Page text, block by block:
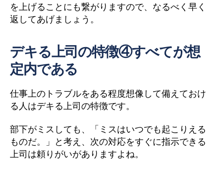
を上げることにも繋がりますので、なるべく早く
返してあげましょう。
デキる上司の特徴④すべてが想
定内である
仕事上のトラブルをある程度想像して備えておけ
る人はデキる上司の特徴です。
部下がミスしても、「ミスはいつでも起こりえる
ものだ。」と考え、次の対応をすぐに指示できる
上司は頼りがいがありますよね。